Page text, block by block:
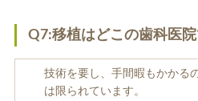
Q7:移植はどこの歯科医
技術を要し、手間暇もかかる
は限られています。